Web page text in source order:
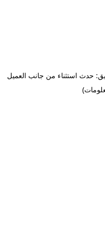
حدث استثناء من جانب العميل